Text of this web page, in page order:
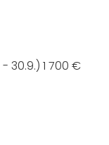
30.9.) 1 700 €